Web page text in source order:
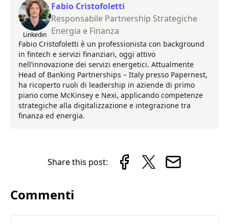
Linkedin
Fabio Cristofoletti
Responsabile Partnership Strategiche
Energia e Finanza
Fabio Cristofoletti è un professionista con background
in fintech e servizi finanziari, oggi attivo
nell’innovazione dei servizi energetici. Attualmente
Head of Banking Partnerships – Italy presso Papernest,
ha ricoperto ruoli di leadership in aziende di primo
piano come McKinsey e Nexi, applicando competenze
strategiche alla digitalizzazione e integrazione tra
finanza ed energia.
Share this post:
Commenti